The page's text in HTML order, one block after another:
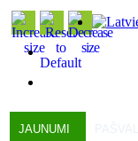
JAUNUMI